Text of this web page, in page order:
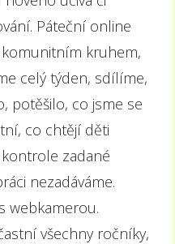
Páteční online
kruhem,
celý týden, sdílíme,
potěšilo, co jsme se
co chtějí děti
zadané
nezadáváme.
webkamerou.
všechny ročníky,